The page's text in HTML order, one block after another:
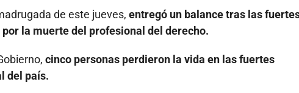
de este jueves, entregó un balance tras las
la muerte del profesional del derecho.
cinco personas perdieron la vida en las fuertes
del país.